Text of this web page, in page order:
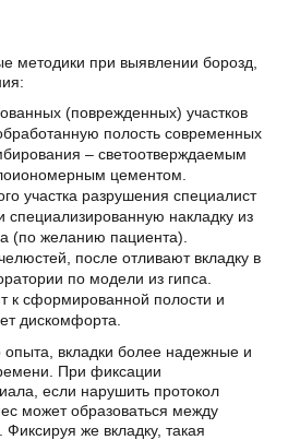
методики при выявлении борозд,
(поврежденных) участков
полость современных
– светоотверждаемым
цементом.
участка разрушения специалист
специализированную накладку из
(по желанию пациента).
после отливают вкладку в
по модели из гипса.
к сформированной полости и
дискомфорта.
опыта, вкладки более надежные и
При фиксации
если нарушить протокол
может образоваться между
же вкладку, такая